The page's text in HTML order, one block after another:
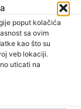
poput kolačića
sa ovim
kao što su
veb lokaciji.
uticati na